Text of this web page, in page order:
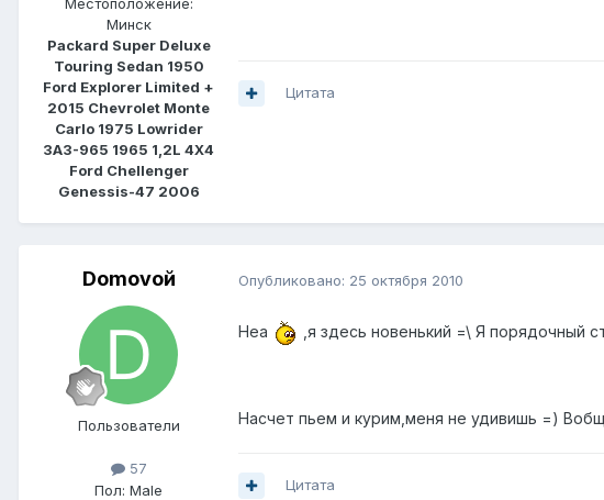
Минск
Packard Super Deluxe
Touring Sedan 1950
Ford Explorer Limited +
2015 Chevrolet Monte
Carlo 1975 Lowrider
ЗАЗ-965 1965 1,2L 4Х4
Ford Chellenger
Genessis-47 2006
Цитата
Domovoй
Пользователи
57
Пол: Male
Опубликовано: 25 октября 2010
Неа ,я здесь новенький =\ Я порядочный
Насчет пьем и курим,меня не удивишь =)
Цитата